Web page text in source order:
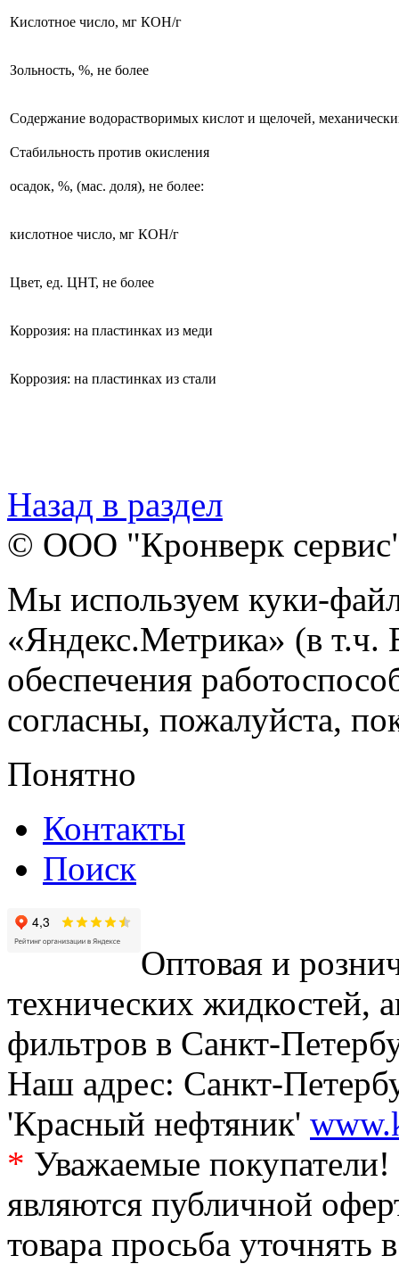
Кислотное число, мг КОН/г
Зольность, %, не более
Содержание водорастворимых кислот и щелочей,
Стабильность против окисления
осадок, %, (маc. доля), не более:
кислотное число, мг КОН/г
Цвет, ед. ЦНТ, не более
Коррозия: на пластинках из меди
Коррозия: на пластинках из стали
Назад в раздел
© ООО "Кронверк
Мы используем куки-
«Яндекс.Метрика» (в т.ч.
обеспечения
согласны, пожалуйста,
Понятно
Контакты
Поиск
Оптовая и
технических жидкостей,
фильтров в Санкт-
Наш адрес: Санкт-
'Красный нефтяник'
* Уважаемые
являются публичной
товара просьба уточнять